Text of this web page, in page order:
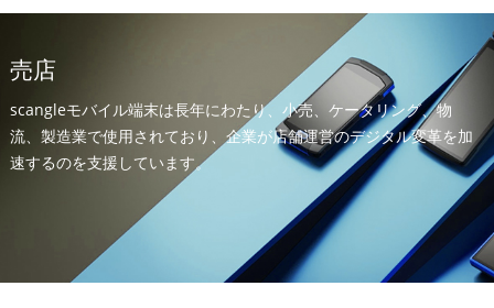
売店
scangleモバイル端末は長年にわたり、小売、ケータリング、物
流、製造業で使用されており、企業が店舗運営のデジタル変革を加
速するのを支援しています。